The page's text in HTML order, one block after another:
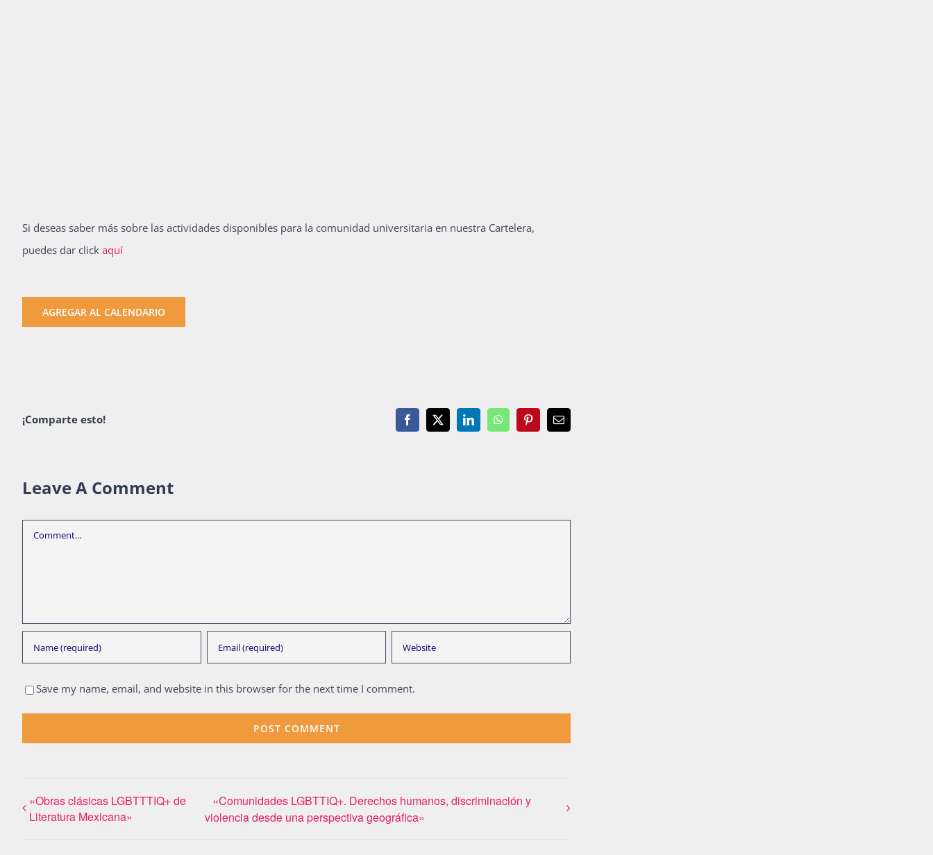
Si deseas saber más sobre las actividades disponibles para la comunidad universitaria en nuestra Cartelera,
puedes dar click aquí
AGREGAR AL CALENDARIO
¡Comparte esto! Facebook
X LinkedInWhatsAppPinterestEmail
Leave A Comment
Comment
Save my name, email, and website in this browser for the next time I comment.
«Obras clásicas LGBTTTIQ+ de
Literatura Mexicana»
«Comunidades LGBTTIQ+. Derechos humanos, discriminación y
violencia desde una perspectiva geográfica»